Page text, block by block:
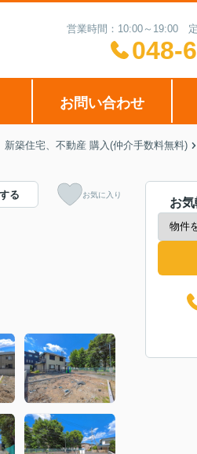
営業時間：10:00～19:00
048-
お問い合わせ
築住宅、不動産 購入(仲介手数料無料)
る お気に入り
お